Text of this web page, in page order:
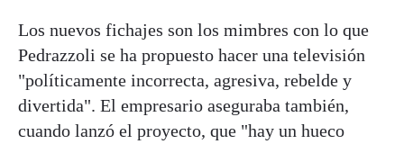
Los nuevos fichajes son los mimbres con lo que
Pedrazzoli se ha propuesto hacer una televisión
"políticamente incorrecta, agresiva, rebelde y
divertida". El empresario aseguraba también,
cuando lanzó el proyecto, que "hay un hueco